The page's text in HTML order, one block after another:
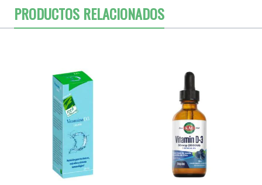
PRODUCTOS RELACIONADOS